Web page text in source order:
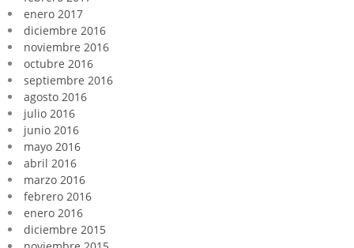
enero 2017
diciembre 2016
noviembre 2016
octubre 2016
septiembre 2016
agosto 2016
julio 2016
junio 2016
mayo 2016
abril 2016
marzo 2016
febrero 2016
enero 2016
diciembre 2015